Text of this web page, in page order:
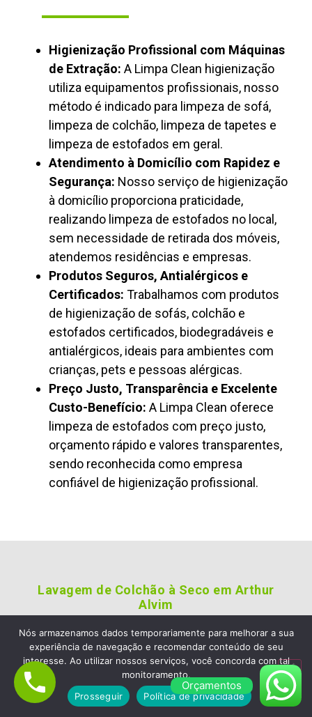
Higienização Profissional com Máquinas
de Extração: A Limpa Clean higienização
utiliza equipamentos profissionais, nosso
método é indicado para limpeza de sofá,
limpeza de colchão, limpeza de tapetes e
limpeza de estofados em geral.
Atendimento à Domicílio com Rapidez e
Segurança: Nosso serviço de higienização
à domicílio proporciona praticidade,
realizando limpeza de estofados no local,
sem necessidade de retirada dos móveis,
atendemos residências e empresas.
Produtos Seguros, Antialérgicos e
Certificados: Trabalhamos com produtos
de higienização de sofás, colchão e
estofados certificados, biodegradáveis e
antialérgicos, ideais para ambientes com
crianças, pets e pessoas alérgicas.
Preço Justo, Transparência e Excelente
Custo-Benefício: A Limpa Clean oferece
limpeza de estofados com preço justo,
orçamento rápido e valores transparentes,
sendo reconhecida como empresa
confiável de higienização profissional.
Lavagem de Colchão à Seco em Arthur
Alvim
Empresa de Limpeza de Sofá
em Arthur Alvim, Escolha a
Limpa Clean Limpeza de
Estofados e Colchão
Orçamentos
Nós armazenamos dados temporariamente para melhorar a sua
experiência de navegação e recomendar conteúdo de seu
interesse. Ao utilizar nossos serviços, você concorda com tal
monitoramento.
Prosseguir
Política de privacidade